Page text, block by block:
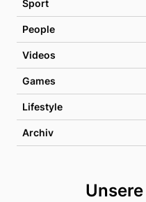
Sport
People
Videos
Games
Lifestyle
Archiv